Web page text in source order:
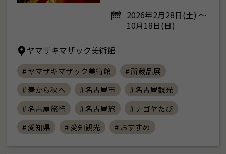
2026年2月28日(土) ～
10月18日(日)
ヤマザキマザック美術館
# ヤマザキマザック美術館
# 所蔵品展
# 春から秋へ
# 名古屋市
# 名古屋観光
# 名古屋旅行
# 名古屋旅
# ナゴヤたび
# 愛知県
# 愛知観光 # おすすめ